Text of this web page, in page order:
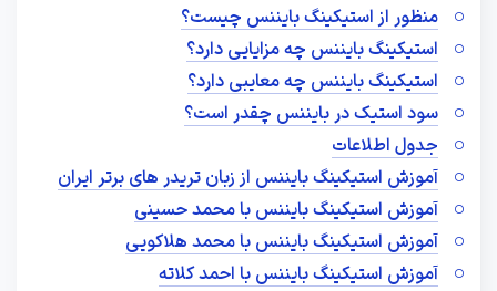
منظور از استیکینگ بایننس چیست؟
استیکینگ بایننس چه مزایایی دارد؟
استیکینگ بایننس چه معایبی دارد؟
سود استیک در بایننس چقدر است؟
جدول اطلاعات
آموزش استیکینگ بایننس از زبان تریدر های برتر ایران
آموزش استیکینگ بایننس با محمد حسینی
آموزش استیکینگ بایننس با محمد هلاکویی
آموزش استیکینگ بایننس با احمد کلاته